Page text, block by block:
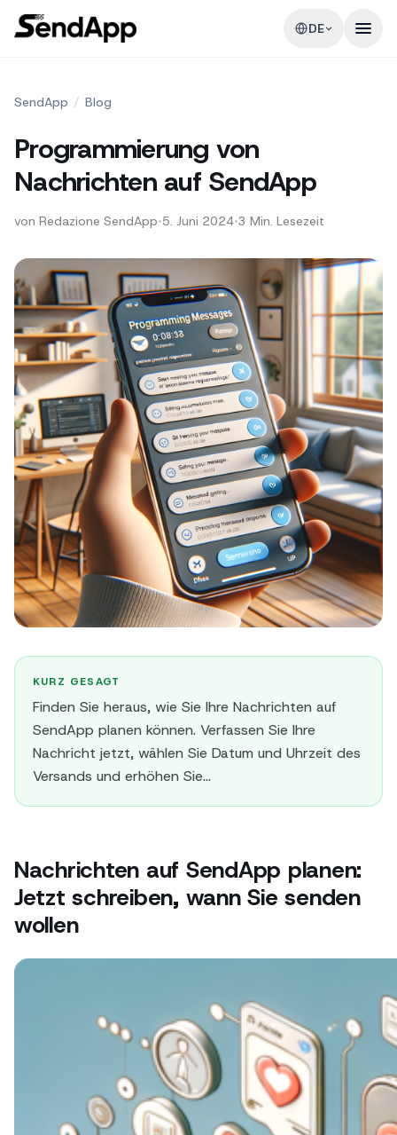
DE
SendApp / Blog
Programmierung von
Nachrichten auf SendApp
von Redazione SendApp•5. Juni 2024•3 Min. Lesezeit
KURZ GESAGT
Finden Sie heraus, wie Sie Ihre Nachrichten auf
SendApp planen können. Verfassen Sie Ihre
Nachricht jetzt, wählen Sie Datum und Uhrzeit des
Versands und erhöhen Sie...
Nachrichten auf SendApp planen:
Jetzt schreiben, wann Sie senden
wollen